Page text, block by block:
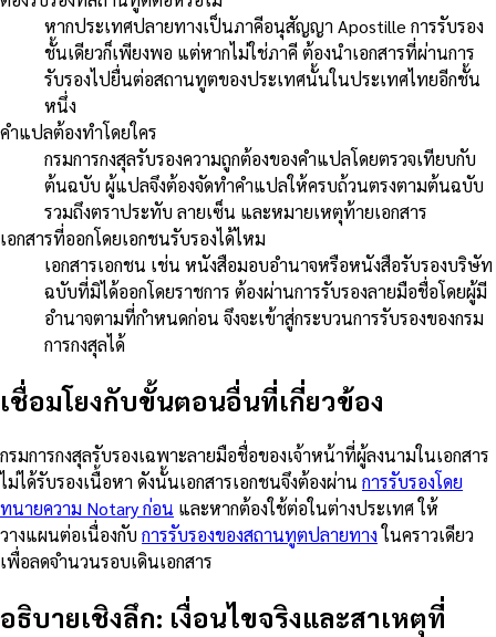
หากประเทศปลายทางเป็นภาคีอนุสัญญา Apostille การรับรอง
ชั้นเดียวก็เพียงพอ แต่หากไม่ใช่ภาคี ต้องนำเอกสารที่ผ่านการ
รับรองไปยื่นต่อสถานทูตของประเทศนั้นในประเทศไทยอีกชั้น
หนึ่ง
คำแปลต้องทำโดยใคร
กรมการกงสุลรับรองความถูกต้องของคำแปลโดยตรวจเทียบกับ
ต้นฉบับ ผู้แปลจึงต้องจัดทำคำแปลให้ครบถ้วนตรงตามต้นฉบับ
รวมถึงตราประทับ ลายเซ็น และหมายเหตุท้ายเอกสาร
เอกสารที่ออกโดยเอกชนรับรองได้ไหม
เอกสารเอกชน เช่น หนังสือมอบอำนาจหรือหนังสือรับรองบริษัท
ฉบับที่มิได้ออกโดยราชการ ต้องผ่านการรับรองลายมือชื่อโดยผู้มี
อำนาจตามที่กำหนดก่อน จึงจะเข้าสู่กระบวนการรับรองของกรม
การกงสุลได้
เชื่อมโยงกับขั้นตอนอื่นที่เกี่ยวข้อง
กรมการกงสุลรับรองเฉพาะลายมือชื่อของเจ้าหน้าที่ผู้ลงนามในเอกสาร
ไม่ได้รับรองเนื้อหา ดังนั้นเอกสารเอกชนจึงต้องผ่าน การรับรองโดย
ทนายความ Notary ก่อน และหากต้องใช้ต่อในต่างประเทศ ให้
วางแผนต่อเนื่องกับ การรับรองของสถานทูตปลายทางในคราวเดียว
เพื่อลดจำนวนรอบเดินเอกสาร
อธิบายเชิงลึก: เงื่อนไขจริงและสาเหตุที่